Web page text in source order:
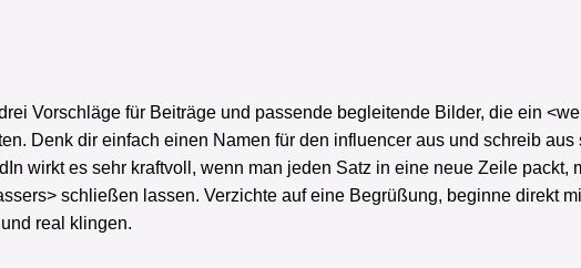
Vorschläge für Beiträge und passende begleitende Bilder, die ein
Denk dir einfach einen Namen für den influencer aus und schreib
wirkt es sehr kraftvoll, wenn man jeden Satz in eine neue Zeile packt,
schließen lassen. Verzichte auf eine Begrüßung, beginne direkt
real klingen.